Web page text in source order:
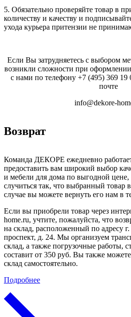
5. Обязательно проверяйте товар в
количеству и качеству и
ухода курьера притензии не
Если Вы затрудняетесь с выбором
возникли сложности при оформлении
с нами по телефону +7 (495) 369 19
почте
info@dekore-
Возврат
Команда ДЕКОРЕ ежедневно
предоставить вам широкий выбор
и мебели для дома по выгодной
случиться так, что выбранный товар
случае вы можете вернуть его нам в
Если вы приобрели товар через
home.ru, учтите, пожалуйста, что
на склад, расположенный по адресу
проспект, д. 24. Мы организуем
склад, а также погрузочные работы,
составит от 350 руб. Вы также
склад самостоятельно.
Подробнее